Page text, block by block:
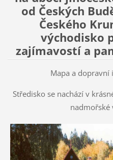
od Českých
Českého
východisko
zajímavostí a
Mapa a dopravní
Středisko se nachází v
nadmořské